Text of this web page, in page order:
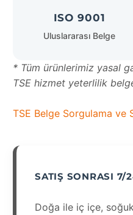
ISO 9001
Uluslararası Belge
* Tüm ürünlerimiz yasal
TSE hizmet yeterlilik
TSE Belge Sorgulama ve
SATIŞ SONRASI 7/
Doğa ile iç içe,